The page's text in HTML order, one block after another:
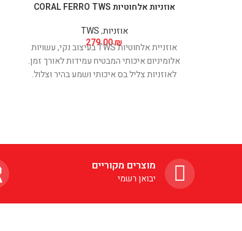
אוזניות אלחוטיות CORAL FERRO TWS
אוזניות,
TWS
279.00₪
אוזניית אלחוטיות TWS בעיצוב נקי, עשויות
אלומיניום איכותי המבטיח עמידות לאורך זמן.
לאוזניות צליל בס איכותי ושמע בהיר וצלול.
מוצרים מקוריים
יבואן רשמי